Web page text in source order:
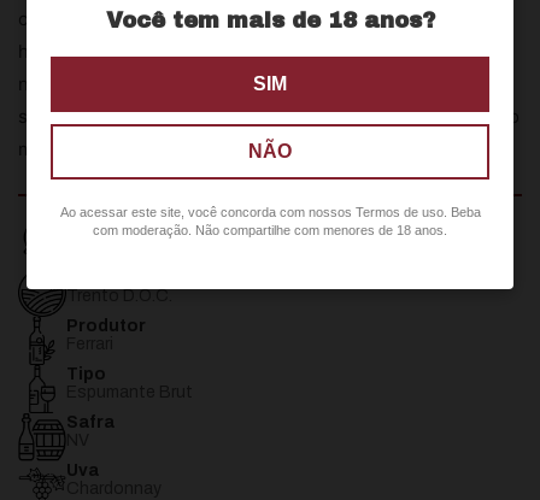
confere frescor e elegância, e uma textura cremosa e
harmoniosa. Seu final de longa persistência ecoa as
nuances de amêndoas e minerais, tornando-o um par
sublime para aperitivos refinados, ostras frescas, frutos do
mar e risotos leves.
País
Trento D.O.C.
Produtor
Tipo
Safra
Uva
Você tem mais de 18 anos?
SIM
NÃO
Ao acessar este site, você concorda com nossos Termos de uso. Beba
com moderação. Não compartilhe com menores de 18 anos.